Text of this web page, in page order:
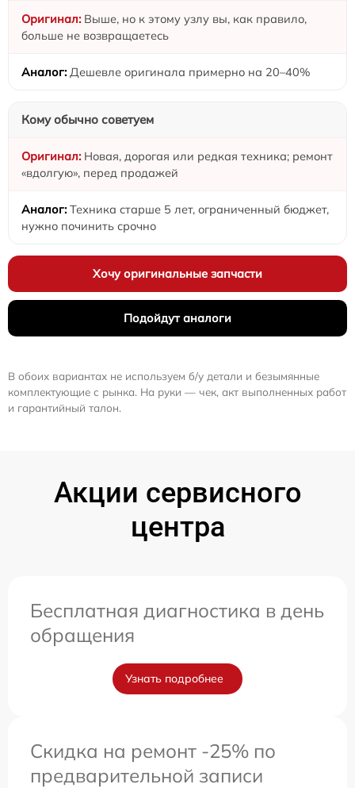
Выше, но к этому узлу вы, как правило,
больше не возвращаетесь
Дешевле оригинала примерно на 20–40%
Кому обычно советуем
Новая, дорогая или редкая техника; ремонт
«вдолгую», перед продажей
Техника старше 5 лет, ограниченный бюджет,
нужно починить срочно
Хочу оригинальные запчасти
Подойдут аналоги
В обоих вариантах не используем б/у детали и безымянные
комплектующие с рынка. На руки — чек, акт выполненных работ
и гарантийный талон.
Акции сервисного
центра
Бесплатная диагностика в день
обращения
Узнать подробнее
Скидка на ремонт -25% по
предварительной записи